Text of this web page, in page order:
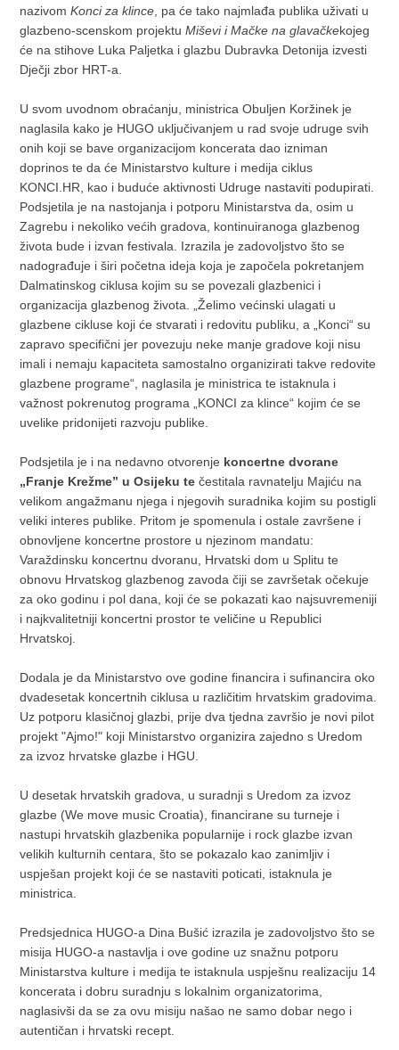
nazivomKonci za klince, pa će tako najmlađa publika uživati u
glazbeno-scenskom projektuMiševi i Mačke na glavačkekojeg
će na stihove Luka Paljetka i glazbu Dubravka Detonija izvesti
Dječji zbor HRT-a.
U svom uvodnom obraćanju, ministrica Obuljen Koržinek je
naglasila kako je HUGO uključivanjem u rad svoje udruge svih
onih koji se bave organizacijom koncerata dao izniman
doprinos te da će Ministarstvo kulture i medija ciklus
KONCI.HR, kao i buduće aktivnosti Udruge nastaviti podupirati.
Podsjetila je na nastojanja i potporu Ministarstva da, osim u
Zagrebu i nekoliko većih gradova, kontinuiranoga glazbenog
života bude i izvan festivala. Izrazila je zadovoljstvo što se
nadograđuje i širi početna ideja koja je započela pokretanjem
Dalmatinskog ciklusa kojim su se povezali glazbenici i
organizacija glazbenog života. „Želimo većinski ulagati u
glazbene cikluse koji će stvarati i redovitu publiku, a „Konci“ su
zapravo specifični jer povezuju neke manje gradove koji nisu
imali i nemaju kapaciteta samostalno organizirati takve redovite
glazbene programe“, naglasila je ministrica te istaknula i
važnost pokrenutog programa „KONCI za klince“ kojim će se
uvelike pridonijeti razvoju publike.
Podsjetila je i na nedavno otvorenje koncertne dvorane
„Franje Krežme” u Osijeku te čestitala ravnatelju Majiću na
velikom angažmanu njega i njegovih suradnika kojim su postigli
veliki interes publike. Pritom je spomenula i ostale završene i
obnovljene koncertne prostore u njezinom mandatu:
Varaždinsku koncertnu dvoranu, Hrvatski dom u Splitu te
obnovu Hrvatskog glazbenog zavoda čiji se završetak očekuje
za oko godinu i pol dana, koji će se pokazati kao najsuvremeniji
i najkvalitetniji koncertni prostor te veličine u Republici
Hrvatskoj.
Dodala je da Ministarstvo ove godine financira i sufinancira oko
dvadesetak koncertnih ciklusa u različitim hrvatskim gradovima.
Uz potporu klasičnoj glazbi, prije dva tjedna završio je novi pilot
projekt "Ajmo!" koji Ministarstvo organizira zajedno s Uredom
za izvoz hrvatske glazbe i HGU.
U desetak hrvatskih gradova, u suradnji s Uredom za izvoz
glazbe (We move music Croatia), financirane su turneje i
nastupi hrvatskih glazbenika popularnije i rock glazbe izvan
velikih kulturnih centara, što se pokazalo kao zanimljiv i
uspješan projekt koji će se nastaviti poticati, istaknula je
ministrica.
Predsjednica HUGO-a Dina Bušić izrazila je zadovoljstvo što se
misija HUGO-a nastavlja i ove godine uz snažnu potporu
Ministarstva kulture i medija te istaknula uspješnu realizaciju 14
koncerata i dobru suradnju s lokalnim organizatorima,
naglasivši da se za ovu misiju našao ne samo dobar nego i
autentičan i hrvatski recept.